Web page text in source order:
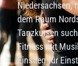
Niedersachsen,
dem Raum
Tanzkursen
Fitness mit
Einstieg für